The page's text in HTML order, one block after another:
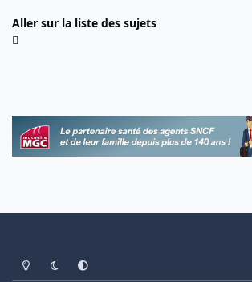
Aller sur la liste des sujets
Light ModeDark ModeSystem Preference